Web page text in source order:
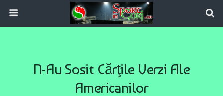
N-Au Sosit Cărţile Verzi Ale
Americanilor